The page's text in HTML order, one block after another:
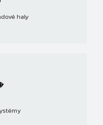
haly